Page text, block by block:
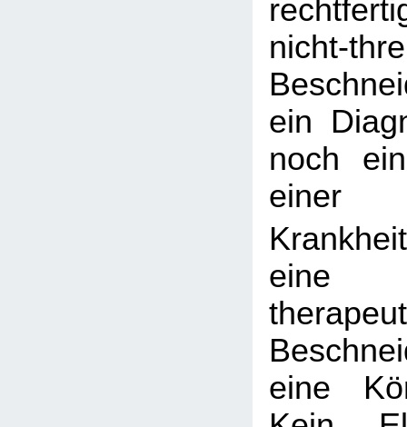
nicht-
ein
noch
einer
eine